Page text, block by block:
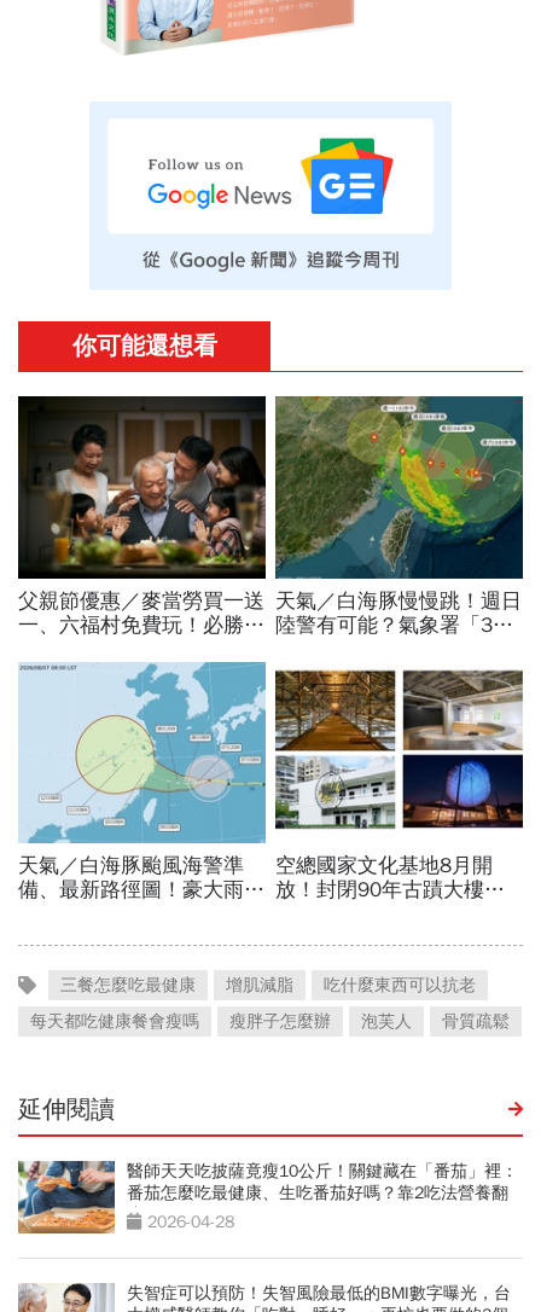
三餐怎麼吃最健康 增肌減脂
吃什麼東西可以抗老
每天都吃健康餐會瘦嗎
瘦胖子怎麼辦 泡芙人 骨質疏鬆
延伸閱讀
醫師天天吃披薩竟瘦10公斤！關鍵藏在「番茄」裡：
番茄怎麼吃最健康、生吃番茄好嗎？靠2吃法營養翻
倍 2026-04-28
失智症可以預防！失智風險最低的BMI數字曝光，台